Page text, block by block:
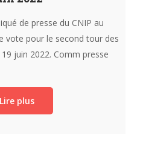
de presse du CNIP au
vote pour le second tour des
juin 2022. Comm presse
Lire plus